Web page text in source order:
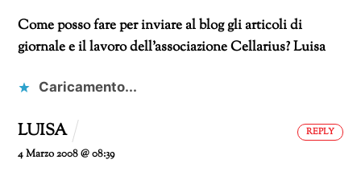
Come posso fare per inviare al blog gli articoli di
giornalee il lavoro dell’associazioneCellarius?Luisa
Caricamento...
LUISA
4 Marzo 2008 @ 08:39
REPLY